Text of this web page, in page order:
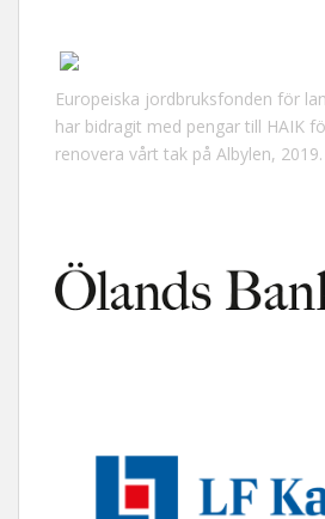
Europeiska jordbruksfonden för
har bidragit med pengar till HAIK
renovera vårt tak på Albylen, 2019.